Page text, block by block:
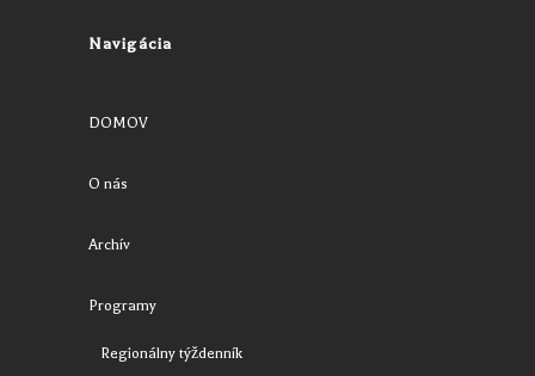
Navigácia
DOMOV
O nás
Archív
Programy
Regionálny týždenník